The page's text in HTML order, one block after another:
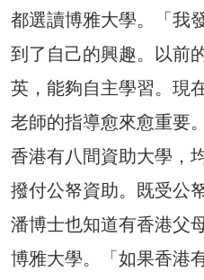
都選讀博雅大學。「我
到了自己的興趣。以前
英，能夠自主學習。現
老師的指導愈來愈重要。
香港有八間資助大學，
撥付公帑資助。既受公
潘博士也知道有香港父
博雅大學。「如果香港